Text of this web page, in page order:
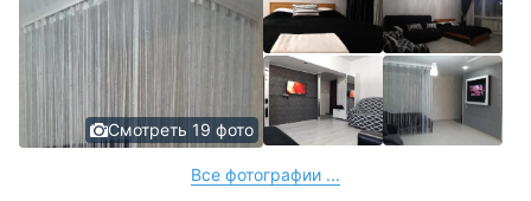
Смотреть 19 фото
Все фотографии ...